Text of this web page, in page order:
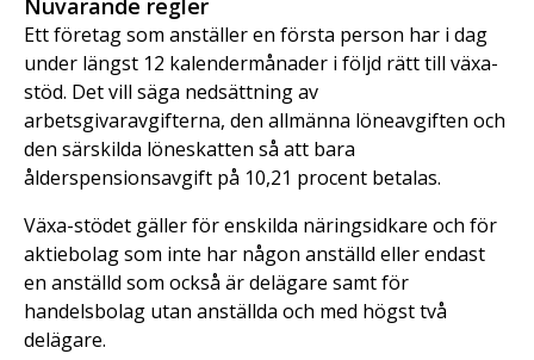
Nuvarande regler
Ett företag som anställer en första person har i dag
under längst 12 kalendermånader i följd rätt till växa-
stöd. Det vill säga nedsättning av
arbetsgivaravgifterna, den allmänna löneavgiften och
den särskilda löneskatten så att bara
ålderspensionsavgift på 10,21 procent betalas.
Växa-stödet gäller för enskilda näringsidkare och för
aktiebolag som inte har någon anställd eller endast
en anställd som också är delägare samt för
handelsbolag utan anställda och med högst två
delägare.